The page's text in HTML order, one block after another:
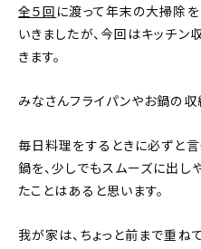
お問い合わせ
全５回 に渡って年末の大掃除
いきましたが、今回はキッチ
きます。
みなさんフライパンやお鍋の
毎日料理をするときに必ずと
鍋を、少しでもスムーズに出し
たことはあると思います。
我が家は、ちょっと前まで重ね